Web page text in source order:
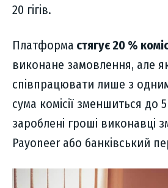
20 гігів.
Платформа стягує 20 %
виконане замовлення, але
співпрацювати лише з
сума комісії зменшиться до
зароблені гроші виконавці
Payoneer або банківський